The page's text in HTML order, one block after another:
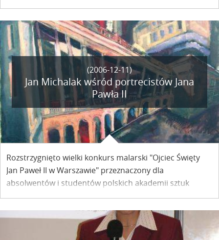
plastikowych ozdób choinkowych i świątecznych
gadżetów rodem z Chin można tu zakupić nawiązujące
do tradycji bożonarodzeniowe drobiazgi.
(2006-12-11)
Jan Michalak wśród portrecistów Jana
Pawła II
Rozstrzygnięto wielki konkurs malarski "Ojciec Święty
Jan Paweł II w Warszawie" przeznaczony dla
absolwentów i studentów polskich akademii sztuk
pięknych. W gronie laureatów, których prace
pokazywane będą w warszawskiej Królikarni od 15
grudnia br., jest kazimierzanin, Jan Michalak.